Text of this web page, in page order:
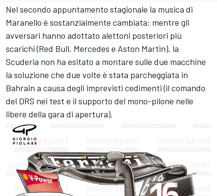
Nel secondo appuntamento stagionale la musica di
Maranello è sostanzialmente cambiata: mentre gli
avversari hanno adottato alettoni posteriori più
scarichi (Red Bull, Mercedes e Aston Martin), la
Scuderia non ha esitato a montare sulle due macchine
la soluzione che due volte è stata parcheggiata in
Bahrain a causa degli imprevisti cedimenti (il comando
del DRS nei test e il supporto del mono-pilone nelle
libere della gara di apertura).